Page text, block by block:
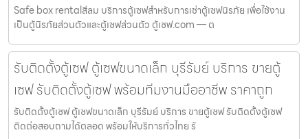
Safe box rentalสีลม บริการตู้เซฟสำหรับการเช่าตู้เซฟนิรภัย เพื่อใช้งาน
เป็นตู้นิรภัยส่วนตัวและตู้เซฟส่วนตัว ตู้เซฟ.com — ต
รับติดตั้งตู้เซฟ ตู้เซฟขนาดเล็ก บุรีรัมย์ บริการ ขายตู้
เซฟ รับติดตั้งตู้เซฟ พร้อมทีมงานมืออาชีพ ราคาถูก
รับติดตั้งตู้เซฟ ตู้เซฟขนาดเล็ก บุรีรัมย์ บริการ ขายตู้เซฟ รับติดตั้งตู้เซฟ
ติดต่อสอบถามได้ตลอด พร้อมให้บริการทั่วไทย รั